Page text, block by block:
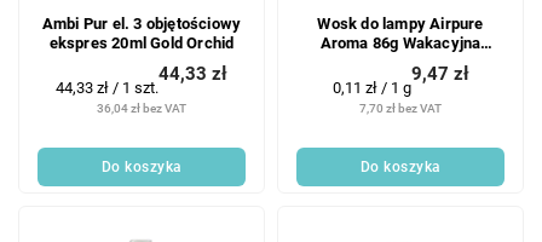
Ambi Pur el. 3 objętościowy
ekspres 20ml Gold Orchid
36,04 zł bez VAT
44,33 zł
Cena
jednostkowa:
44,33 zł / 1 szt.
Do koszyka
Wosk do lampy Airpure
Aroma 86g Wakacyjna
wanilia
7,70 zł bez VAT
9,47 zł
Cena
jednostkowa:
0,11 zł / 1 g
Do koszyka